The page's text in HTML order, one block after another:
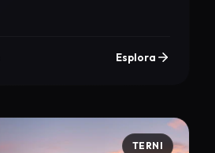
Esplora
TERNI